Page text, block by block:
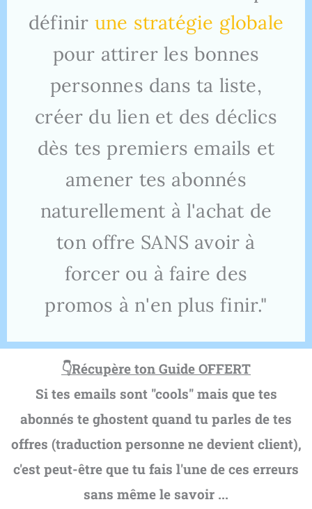
définir une stratégie globale
pour attirer les bonnes
personnes dans ta liste,
créer du lien et des déclics
dès tes premiers emails et
amener tes abonnés
naturellement à l'achat de
ton offre SANS avoir à
forcer ou à faire des
promos à n'en plus finir."
👇Récupère ton Guide OFFERT
Si tes emails sont "cools" mais que tes
abonnés te ghostent quand tu parles de tes
offres (traduction personne ne devient client),
c'est peut-être que tu fais l'une de ces erreurs
sans même le savoir ...